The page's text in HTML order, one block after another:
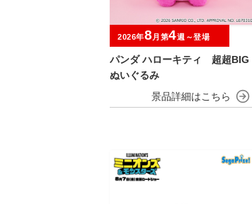
パンダ ハローキティ 超超BIG
ぬいぐるみ
2026年8 月第4週～登場